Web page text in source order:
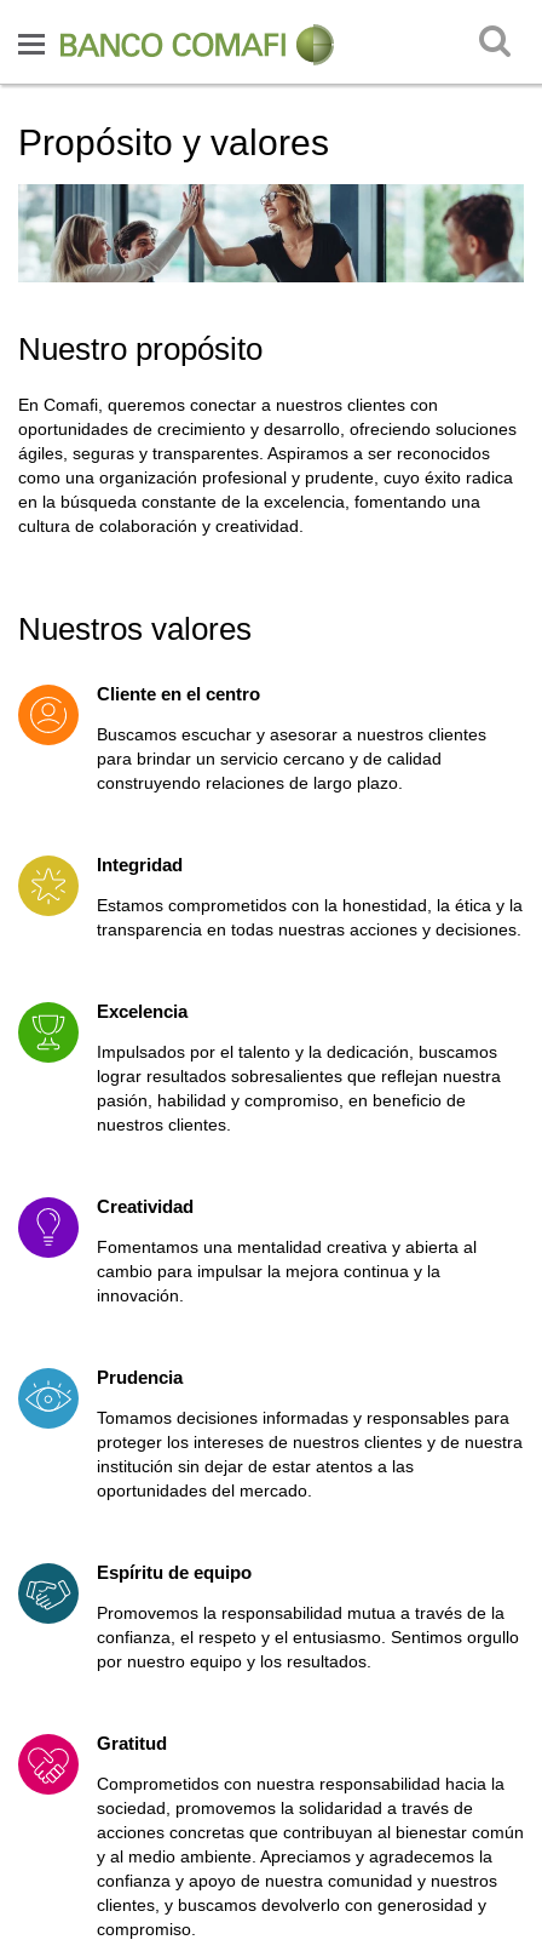
Propósito y valores
Nuestro propósito
En Comafi, queremos conectar a nuestros clientes con
oportunidades de crecimiento y desarrollo, ofreciendo soluciones
ágiles, seguras y transparentes. Aspiramos a ser reconocidos
como una organización profesional y prudente, cuyo éxito radica
en la búsqueda constante de la excelencia, fomentando una
cultura de colaboración y creatividad.
Nuestros valores
Cliente en el centro
Buscamos escuchar y asesorar a nuestros clientes
para brindar un servicio cercano y de calidad
construyendo relaciones de largo plazo.
Integridad
Estamos comprometidos con la honestidad, la ética y la
transparencia en todas nuestras acciones y decisiones.
Excelencia
Impulsados por el talento y la dedicación, buscamos
lograr resultados sobresalientes que reflejan nuestra
pasión, habilidad y compromiso, en beneficio de
nuestros clientes.
Creatividad
Fomentamos una mentalidad creativa y abierta al
cambio para impulsar la mejora continua y la
innovación.
Prudencia
Tomamos decisiones informadas y responsables para
proteger los intereses de nuestros clientes y de nuestra
institución sin dejar de estar atentos a las
oportunidades del mercado.
Espíritu de equipo
Promovemos la responsabilidad mutua a través de la
confianza, el respeto y el entusiasmo. Sentimos orgullo
por nuestro equipo y los resultados.
Gratitud
Comprometidos con nuestra responsabilidad hacia la
sociedad, promovemos la solidaridad a través de
acciones concretas que contribuyan al bienestar común
y al medio ambiente. Apreciamos y agradecemos la
confianza y apoyo de nuestra comunidad y nuestros
clientes, y buscamos devolverlo con generosidad y
compromiso.